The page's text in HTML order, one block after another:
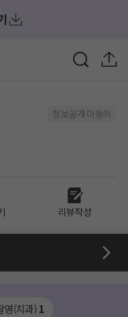
정보공개 미동의
리뷰작성
영(치과) 1